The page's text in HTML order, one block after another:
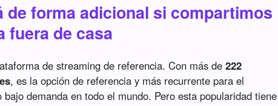
de forma adicional si compartimos
fuera de casa
de streaming de referencia. Con más de222
, es la opción de referencia y más recurrente para el
demanda en todo el mundo. Pero esta popularidad tiene